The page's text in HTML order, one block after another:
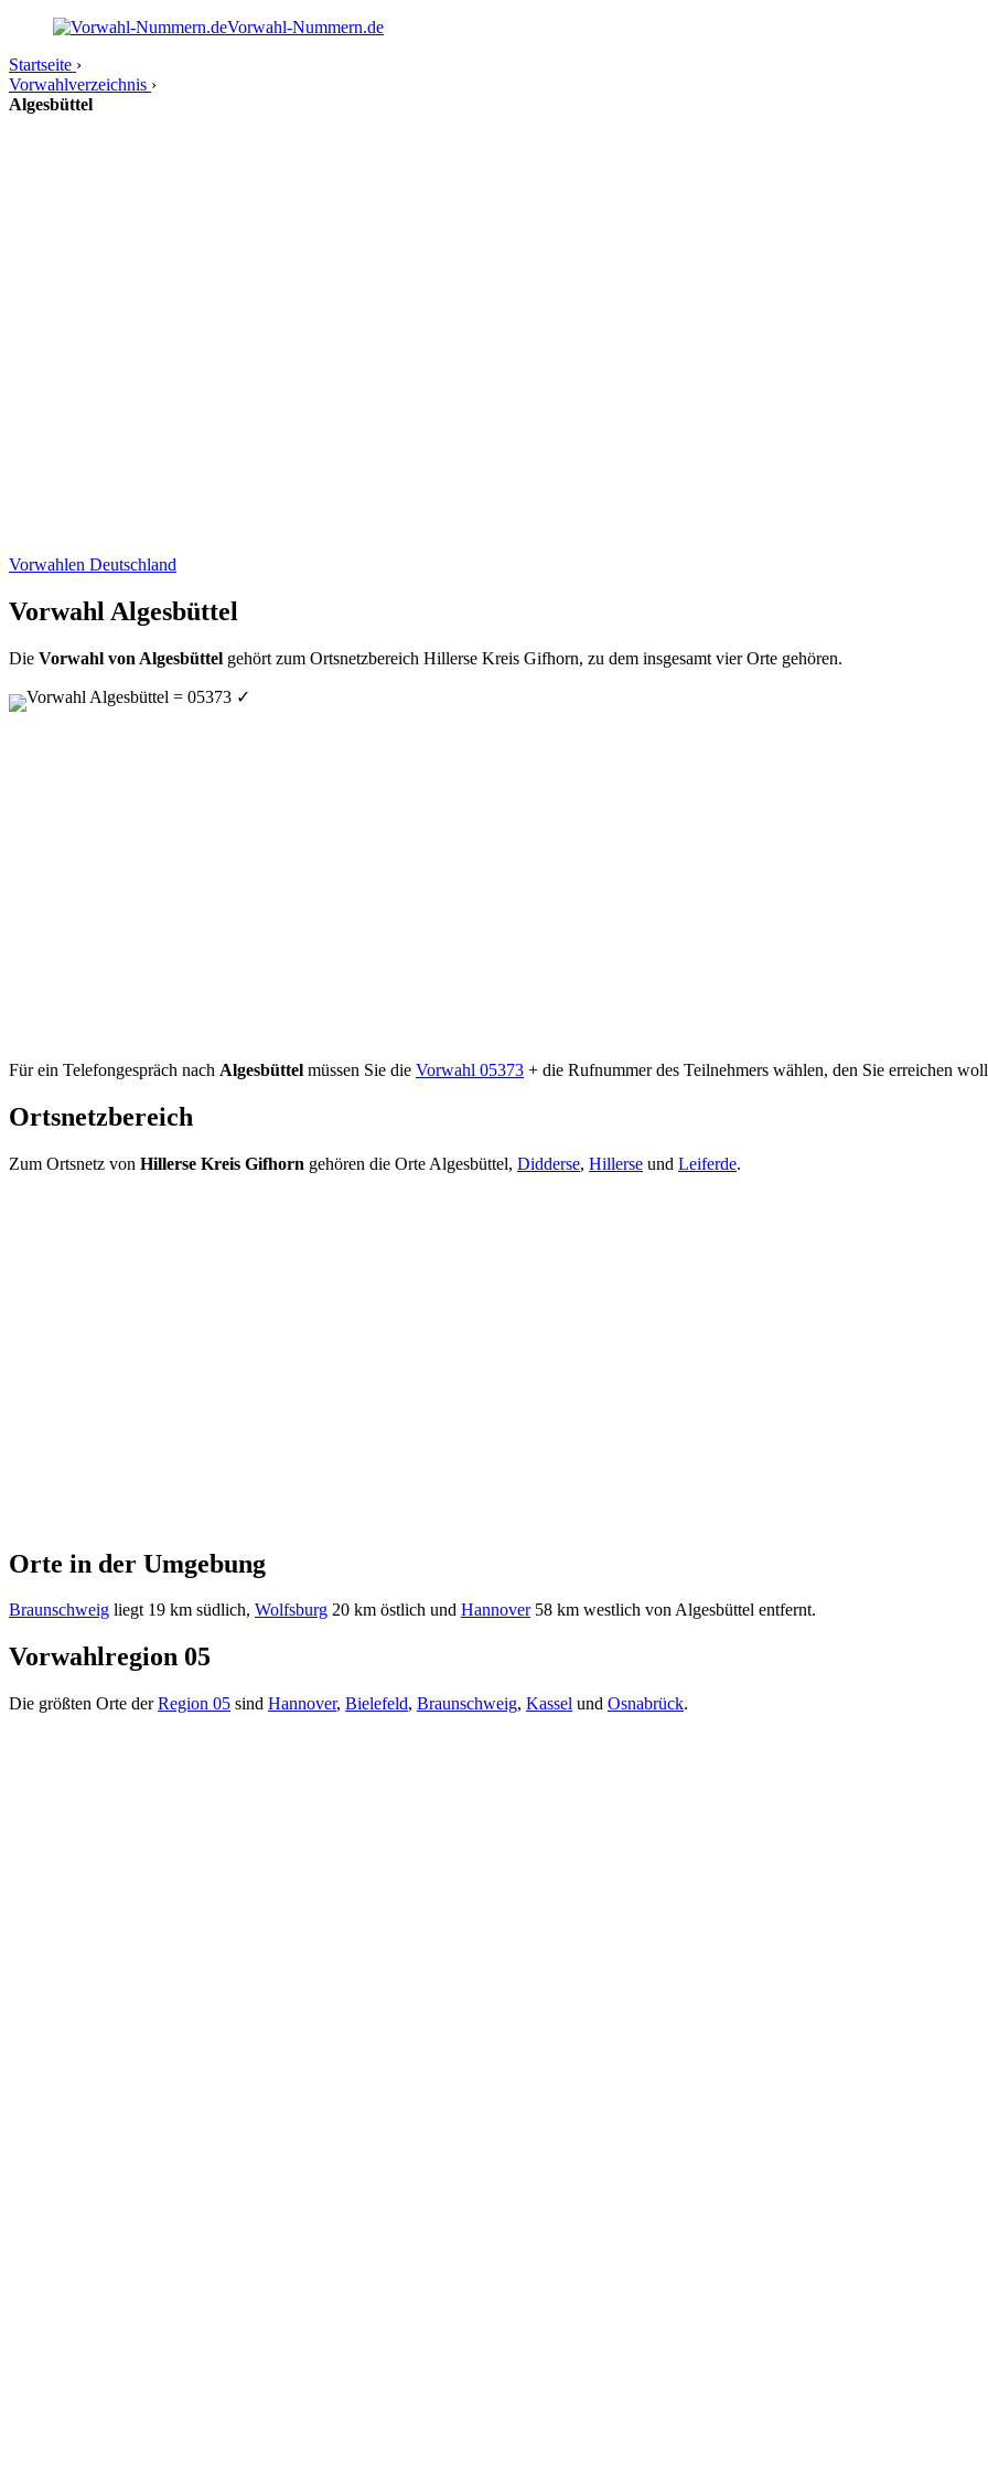
Vorwahl-Nummern.de
Startseite ›
Vorwahlverzeichnis ›
Algesbüttel
Vorwahlen Deutschland
Vorwahl Algesbüttel
Die Vorwahl von Algesbüttel gehört zum Ortsnetzbereich Hillerse Kreis Gifhorn, zu dem insgesamt vier Orte gehören.
Vorwahl Algesbüttel = 05373 ✓
Für ein Telefongespräch nach Algesbüttel müssen Sie die Vorwahl 05373 + die Rufnummer des Teilnehmers wählen, den Sie erreichen
Ortsnetzbereich
Zum Ortsnetz von Hillerse Kreis Gifhorn gehören die Orte Algesbüttel, Didderse, Hillerse und Leiferde.
Orte in der Umgebung
Braunschweig liegt 19 km südlich, Wolfsburg 20 km östlich und Hannover58 km westlich von Algesbüttel entfernt.
Vorwahlregion 05
Die größten Orte derRegion 05 sind Hannover, Bielefeld, Braunschweig, Kassel und Osnabrück.